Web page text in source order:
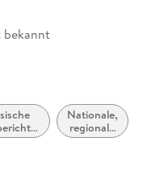
bekannt
Nationale,
regionale
und